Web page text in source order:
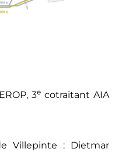
3e cotraitant AIA
Villepinte : Dietmar